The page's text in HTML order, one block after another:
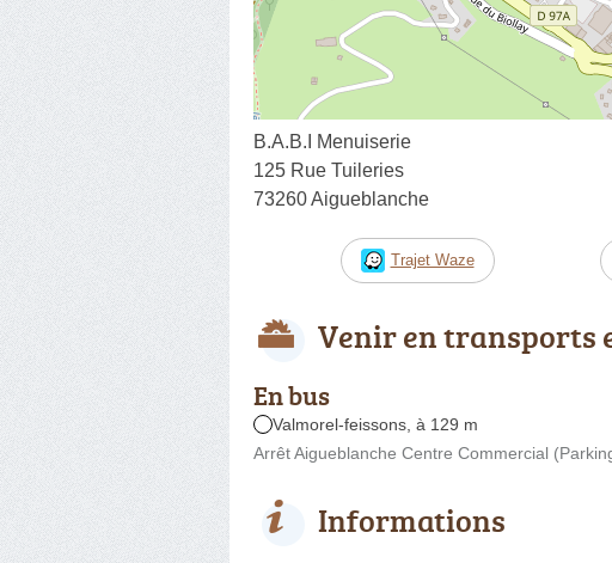
B.A.B.I Menuiserie
125 Rue Tuileries
73260 Aigueblanche
Trajet Waze
Venir en transports
En bus
Valmorel-feissons, à 129 m
Arrêt Aigueblanche Centre Commercial
Informations